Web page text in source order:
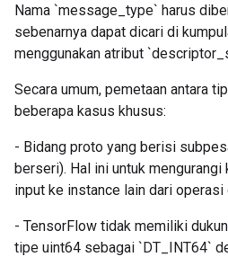
Nama `message_type` harus
sebenarnya dapat dicari di
menggunakan atribut
Secara umum, pemetaan antara
beberapa kasus khusus:
- Bidang proto yang berisi
berseri). Hal ini untuk
input ke instance lain dari
- TensorFlow tidak memiliki
tipe uint64 sebagai `DT_INT64`